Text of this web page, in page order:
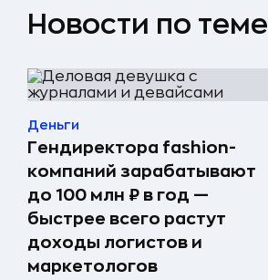
Новости по теме
Деньги
Гендиректора fashion-
компаний зарабатывают
до 100 млн ₽ в год —
быстрее всего растут
доходы логистов и
маркетологов